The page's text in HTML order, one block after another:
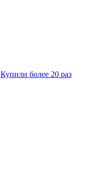
Купили более 20 раз